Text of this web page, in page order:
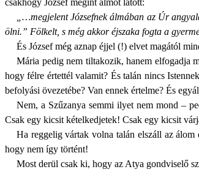
„…megjelent Józsefnek álmában az Úr
ölni.” Fölkelt, s még akkor éjszaka fogta a
És József még aznap éjjel (!) elvet magától
Mária pedig nem tiltakozik, hanem elfogadja
hogy félre értettél valamit? És talán nincs
befolyási övezetébe? Van ennek értelme? És
Nem, a Szűzanya semmi ilyet nem mond –
Csak egy kicsit kételkedjetek! Csak egy kicsit
Ha reggelig vártak volna talán elszáll az
hogy nem így történt!
Most derül csak ki, hogy az Atya gondviselő